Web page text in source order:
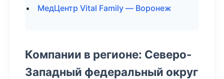
МедЦентр Vital Family — Воронеж
Компании в регионе: Северо-
Западный федеральный округ